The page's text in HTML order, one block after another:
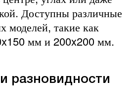
Доступны различные
моделей, такие как
мм и 200x200 мм.
разновидности